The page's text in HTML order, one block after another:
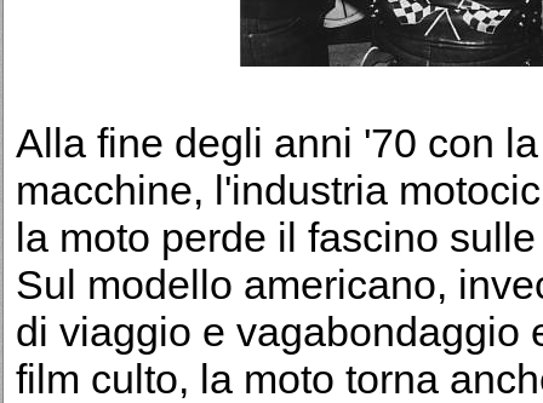
Alla fine degli anni '70 con
macchine, l'industria
la moto perde il fascino
Sul modello americano,
di viaggio e vagabondaggio
film culto, la moto torna